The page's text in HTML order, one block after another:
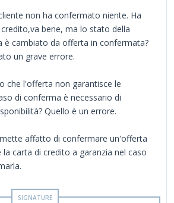
non ha confermato niente. Ha
bene, ma lo stato della
è cambiato da offerta in confermata?
un grave errore.
che l'offerta non garantisce le
di conferma è necessario di
Quello è un errore.
affatto di confermare un'offerta
carta di credito a garanzia nel caso